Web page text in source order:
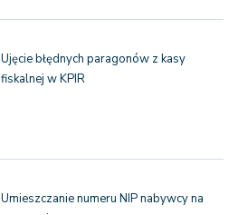
Ujęcie błędnych paragonów z kasy
fiskalnej w KPIR
Umieszczanie numeru NIP nabywcy na